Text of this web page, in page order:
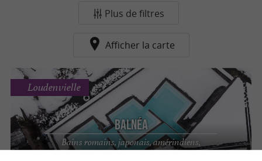
Plus de filtres
Afficher la carte
Balnéa
Bains romains, japonais, amérindiens,
espaces incas, tibétain... à Loudenvielle
Loudenvielle